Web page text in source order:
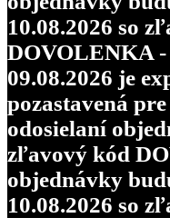
10.08.2026 so
DOVOLENKA -
09.08.2026 je
pozastavená
odosielaní
zľavový kód
objednávky
10.08.2026 so